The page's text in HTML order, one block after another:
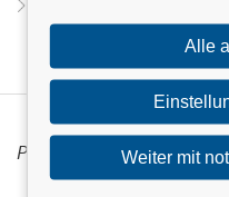
PERSONALISIERTE
Alle
Weiter mit